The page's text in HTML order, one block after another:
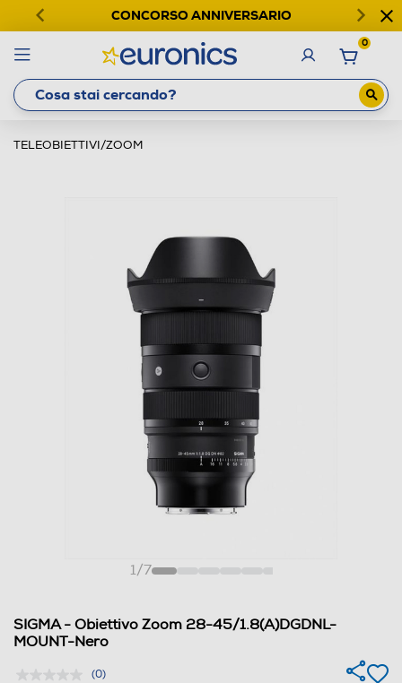
CONCORSO ANNIVERSARIO
0
TELEOBIETTIVI/ZOOM
1/7
SIGMA - Obiettivo Zoom 28-45/1.8(A)DGDNL-
MOUNT-Nero
(0)